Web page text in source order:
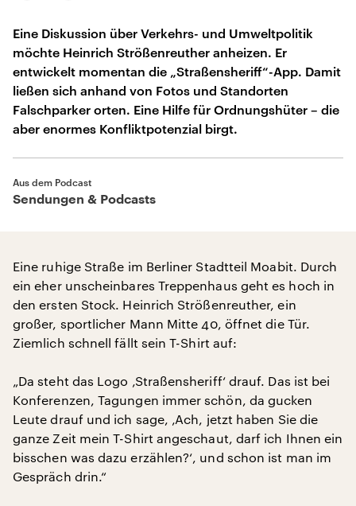
Eine Diskussion über Verkehrs- und Umweltpolitik
möchte Heinrich Strößenreuther anheizen. Er
entwickelt momentan die „Straßensheriff“-App. Damit
ließen sich anhand von Fotos und Standorten
Falschparker orten. Eine Hilfe für Ordnungshüter – die
aber enormes Konfliktpotenzial birgt.
Aus dem Podcast
Sendungen & Podcasts
Eine ruhige Straße im Berliner Stadtteil Moabit. Durch
ein eher unscheinbares Treppenhaus geht es hoch in
den ersten Stock. Heinrich Strößenreuther, ein
großer, sportlicher Mann Mitte 40, öffnet die Tür.
Ziemlich schnell fällt sein T-Shirt auf:
„Da steht das Logo ‚Straßensheriff‘ drauf. Das ist bei
Konferenzen, Tagungen immer schön, da gucken
Leute drauf und ich sage, ‚Ach, jetzt haben Sie die
ganze Zeit mein T-Shirt angeschaut, darf ich Ihnen ein
bisschen was dazu erzählen?‘, und schon ist man im
Gespräch drin.“